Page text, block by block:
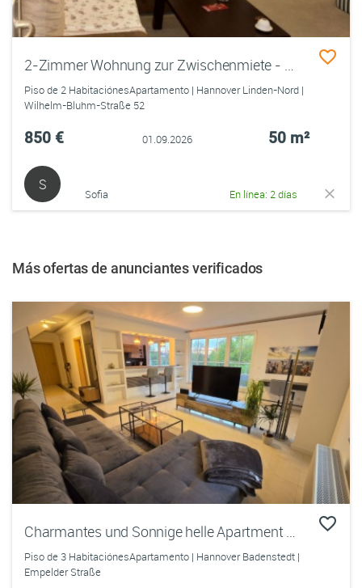
2-Zimmer Wohnung zur Zwischenmiete - möbliert - unbestimmte Zeit
Piso de 2 HabitaciónesApartamento | Hannover Linden-Nord |
Wilhelm-Bluhm-Straße 52
850 € 01.09.2026 50 m²
S
Sofia En línea: 2 días
Más ofertas de anunciantes verificados
Charmantes und Sonnige helle Apartment mitten in Hannover Badenstedt
Piso de 3 HabitaciónesApartamento | Hannover Badenstedt |
Empelder Straße